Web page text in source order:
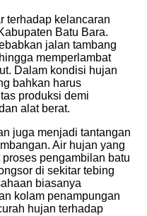
terhadap kelancaran
Batu Bara.
jalan tambang
memperlambat
Dalam kondisi hujan
bahkan harus
produksi demi
alat berat.
juga menjadi tantangan
Air hujan yang
pengambilan batu
di sekitar tebing
biasanya
kolam penampungan
hujan terhadap